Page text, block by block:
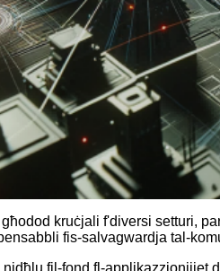
għodod kruċjali f'diversi setturi,
fis-salvagwardja tal-
nidħlu fil-fond fl-applikazzjonijiet